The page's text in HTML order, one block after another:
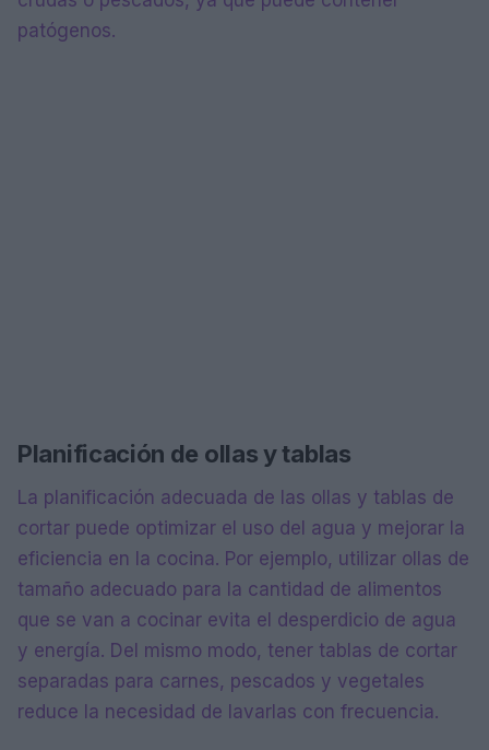
patógenos.
Planificación de ollas y tablas
La planificación adecuada de las ollas y tablas de
cortar puede optimizar el uso del agua y mejorar la
eficiencia en la cocina. Por ejemplo, utilizar ollas de
tamaño adecuado para la cantidad de alimentos
que se van a cocinar evita el desperdicio de agua
y energía. Del mismo modo, tener tablas de cortar
separadas para carnes, pescados y vegetales
reduce la necesidad de lavarlas con frecuencia.